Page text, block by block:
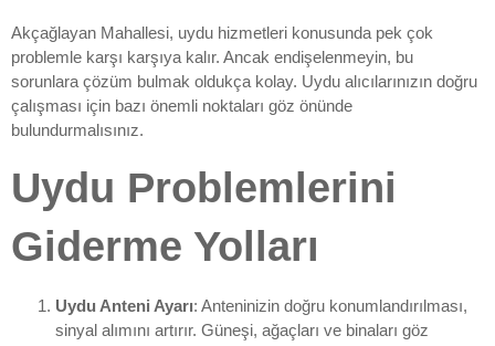
Akçağlayan Mahallesi, uydu hizmetleri konusunda pek çok
problemle karşı karşıya kalır. Ancak endişelenmeyin, bu
sorunlara çözüm bulmak oldukça kolay. Uydu alıcılarınızın doğru
çalışması için bazı önemli noktaları göz önünde
bulundurmalısınız.
Uydu Problemlerini
Giderme Yolları
Uydu Anteni Ayarı: Anteninizin doğru konumlandırılması,
sinyal alımını artırır. Güneşi, ağaçları ve binaları göz